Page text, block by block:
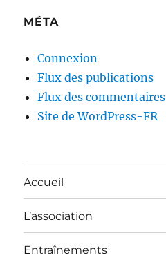
MÉTA
Connexion
Flux des publications
Flux des commentaires
Site de WordPress-FR
Accueil
L’association
Entraînements